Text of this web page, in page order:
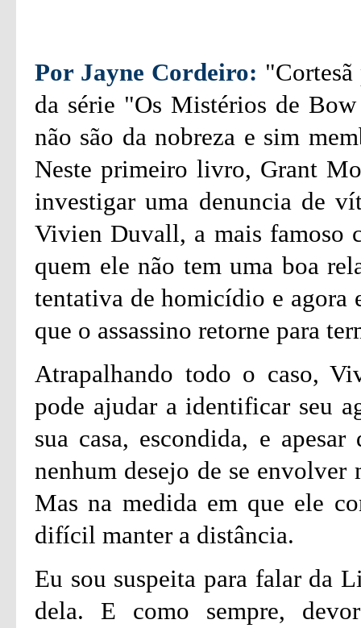
Por Jayne Cordeiro:
da série "Os Mistérios de
não são da nobreza e sim
Neste primeiro livro, Grant
investigar uma denuncia de
Vivien Duvall, a mais famoso
quem ele não tem uma boa
tentativa de homicídio e agora
que o assassino retorne para
Atrapalhando todo o caso,
pode ajudar a identificar seu
sua casa, escondida, e
nenhum desejo de se envolver
Mas na medida em que ele
difícil manter a distância.
Eu sou suspeita para falar da
dela. E como sempre,